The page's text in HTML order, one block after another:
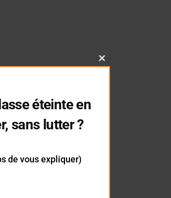
Close
éteinte en
sans lutter ?
de vous expliquer)